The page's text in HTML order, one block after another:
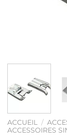
ACCUEIL /
ACCESSOIRES